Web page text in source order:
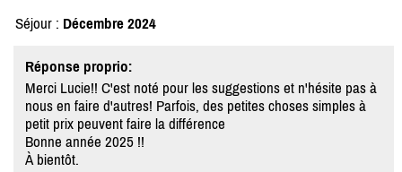
Séjour : Décembre 2024
Réponse proprio:
Merci Lucie!! C'est noté pour les suggestions et n'hésite pas à
nous en faire d'autres! Parfois, des petites choses simples à
petit prix peuvent faire la différence
Bonne année 2025 !!
À bientôt.